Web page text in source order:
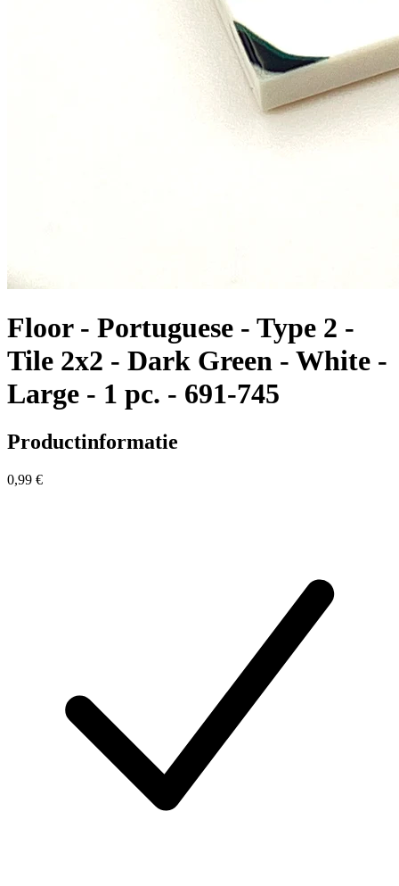
Floor - Portuguese - Type 2 -
Tile 2x2 - Dark Green - White -
Large - 1 pc. - 691-745
Productinformatie
0,99 €